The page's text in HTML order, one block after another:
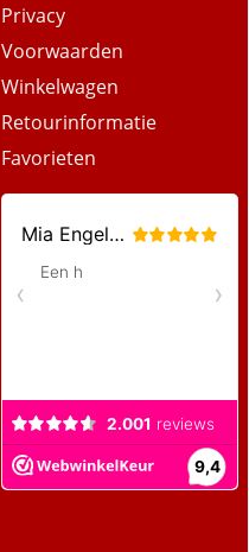
Privacy
Voorwaarden
Winkelwagen
Retourinformatie
Favorieten